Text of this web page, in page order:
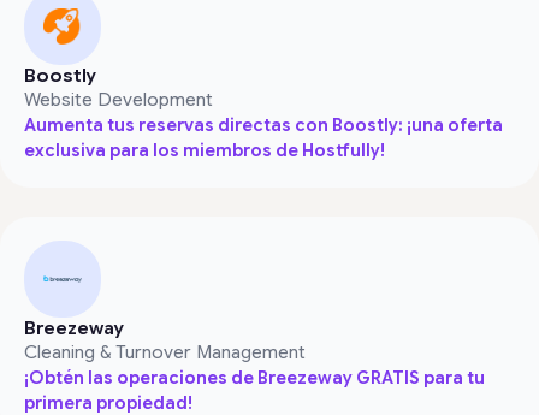
Boostly
Website Development
Aumenta tus reservas directas con Boostly: ¡una oferta
exclusiva para los miembros de Hostfully!
Breezeway
Cleaning & Turnover Management
¡Obtén las operaciones de Breezeway GRATIS para tu
primera propiedad!